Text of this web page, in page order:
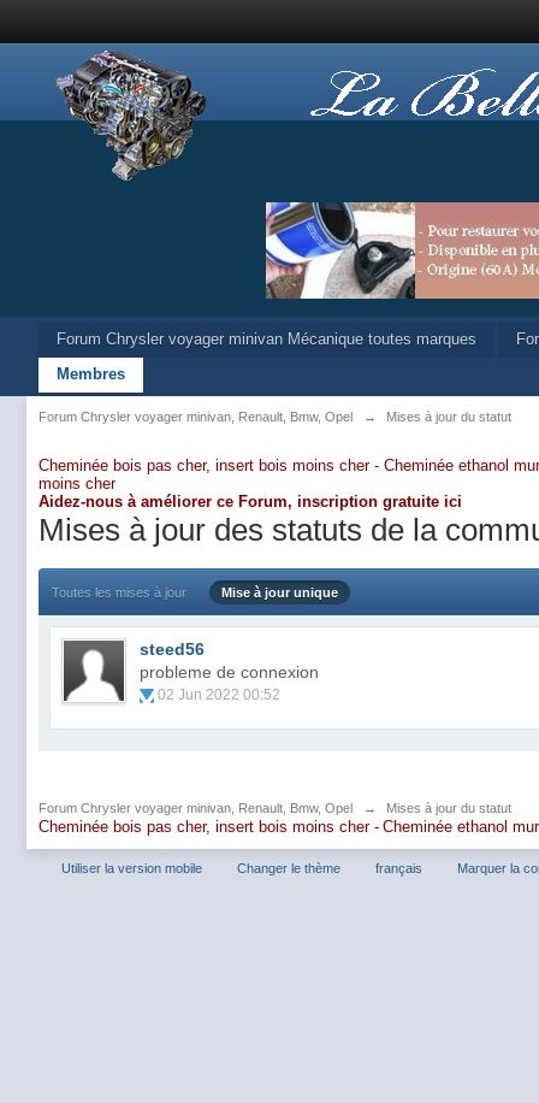
Forum Chrysler voyager minivan Mécanique toutes marques
Membres
Forum Chrysler voyager minivan, Renault, Bmw, Opel → Mises à jour du statut
Cheminée bois pas cher, insert bois moins cher - Cheminée ethanol
moins cher
Aidez-nous à améliorer ce Forum, inscription gratuite ici
Mises à jour des statuts de la
Toutes les mises à jour Mise à jour unique
steed56
probleme de connexion
02 Jun 2022 00:52
Forum Chrysler voyager minivan, Renault, Bmw, Opel → Mises à jour du statut
Cheminée bois pas cher, insert bois moins cher - Cheminée ethanol
Utiliser la version mobile Changer le thème français Marquer la